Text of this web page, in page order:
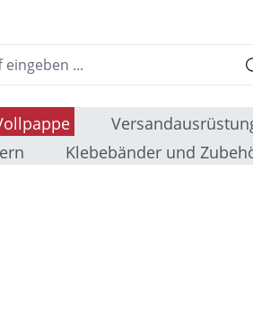
Klebebänder und